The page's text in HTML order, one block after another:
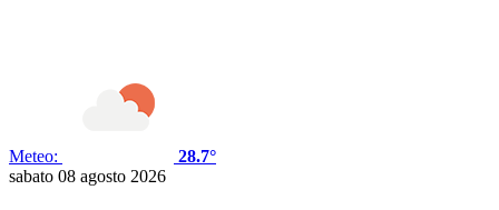
Meteo:
28.7°
sabato 08 agosto 2026